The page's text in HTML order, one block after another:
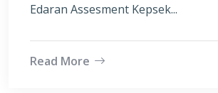
Edaran Assesment Kepsek...
Read More